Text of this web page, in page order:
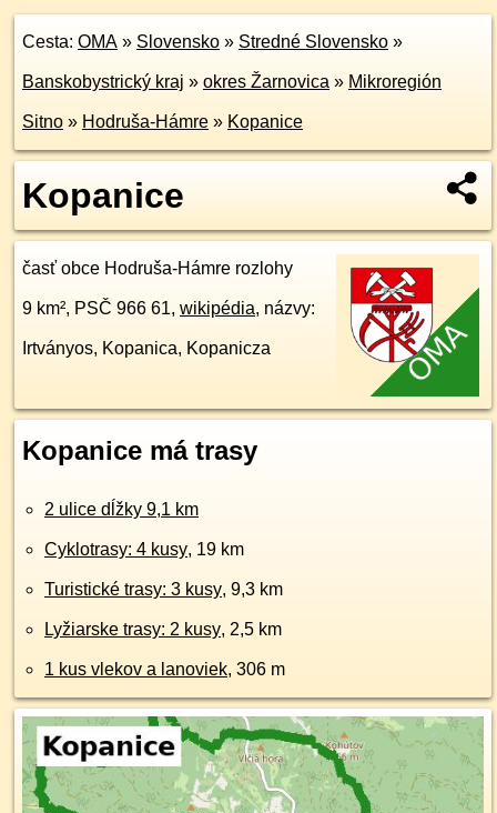
Cesta: OMA » Slovensko » Stredné Slovensko »
Banskobystrický kraj » okres Žarnovica » Mikroregión
Sitno » Hodruša-Hámre » Kopanice
Kopanice
časť obce Hodruša-Hámre rozlohy
9 km², PSČ 966 61, wikipédia, názvy:
Irtványos, Kopanica, Kopanicza
Kopanice má trasy
2 ulice dĺžky 9,1 km
Cyklotrasy: 4 kusy, 19 km
Turistické trasy: 3 kusy, 9,3 km
Lyžiarske trasy: 2 kusy, 2,5 km
1 kus vlekov a lanoviek, 306 m